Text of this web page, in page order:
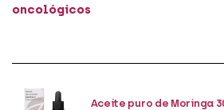
oncológicos
Aceite puro de Moringa